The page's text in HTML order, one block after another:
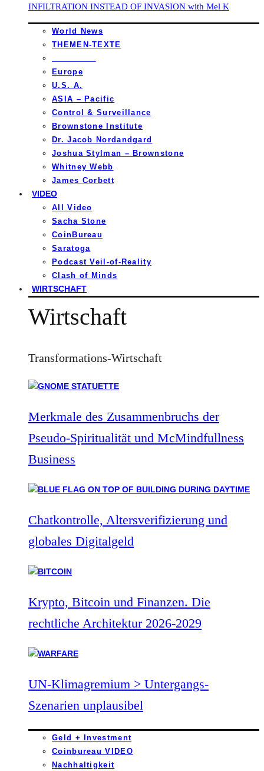
INFILTRATION INSTEAD OF INVASION with Mel K
World News
THEMEN-TEXTE
Europe
U.S. A.
ASIA – Pacific
Control & Surveillance
Brownstone Institute
Dr. Jacob Nordandgard
Joshua Stylman – Brownstone
Whitney Webb
James Corbett
VIDEO
All Video
Sacha Stone
CoinBureau
Saratoga
Podcast Veil-of-Reality
Clash of Minds
WIRTSCHAFT
Wirtschaft
Transformations-Wirtschaft
Merkmale des Zusammenbruchs der
Pseudo-Spiritualität und McMindfullness
Business
Chatkontrolle, Altersverifizierung und
globales Digitalgeld
Krypto, Bitcoin und Finanzen. Die
rechtliche Architektur 2026-2029
UN-Klimagremium > Untergangs-
Szenarien unplausibel
Geld + Investment
Coinbureau VIDEO
Nachhaltigkeit